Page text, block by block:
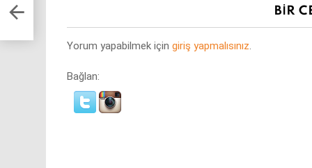
BIR
Yorum yapabilmek için giriş yapmalısınız.
Bağlan: